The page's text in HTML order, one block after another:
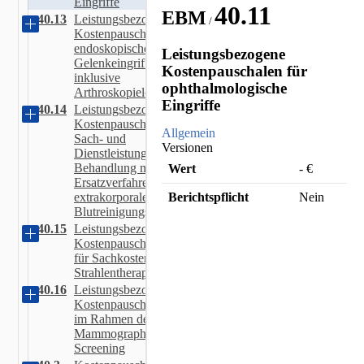
Zur Registrierung
40.13 Leistungsbezogene
Kostenpauschalen für
endoskopische
Gelenkeingriffe
inklusive
Arthroskopielösungen
40.14 Leistungsbezogene
Kostenpauschalen für
Sach- und
Dienstleistungen bei
Behandlung mit renalen
Ersatzverfahren und
extrakorporalen
Blutreinigungsverfahren
40.15 Leistungsbezogene
Kostenpauschalen
für Sachkosten der
Strahlentherapie
40.16 Leistungsbezogene
Kostenpauschalen
im Rahmen des
Mammographie-
Screening
EBM /40.11
Leistungsbezogene
Kostenpauschalen für
ophthalmologische
Eingriffe
Allgemein
Versionen
Wert
- €
Berichtspflicht Nein